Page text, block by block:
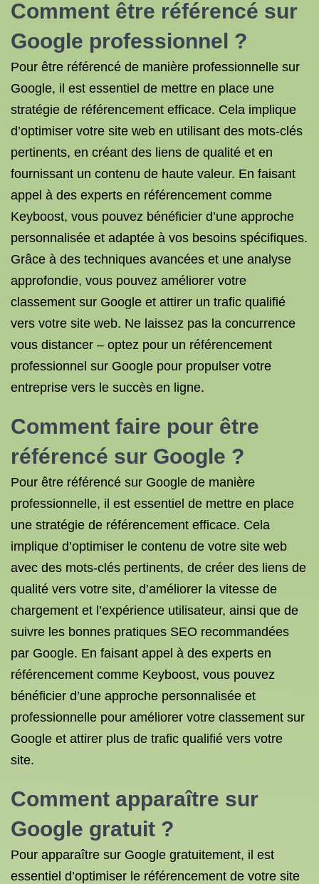
Comment être référencé sur
Google professionnel ?
Pour être référencé de manière professionnelle sur
Google, il est essentiel de mettre en place une
stratégie de référencement efficace. Cela implique
d’optimiser votre site web en utilisant des mots-clés
pertinents, en créant des liens de qualité et en
fournissant un contenu de haute valeur. En faisant
appel à des experts en référencement comme
Keyboost, vous pouvez bénéficier d’une approche
personnalisée et adaptée à vos besoins spécifiques.
Grâce à des techniques avancées et une analyse
approfondie, vous pouvez améliorer votre
classement sur Google et attirer un trafic qualifié
vers votre site web. Ne laissez pas la concurrence
vous distancer – optez pour un référencement
professionnel sur Google pour propulser votre
entreprise vers le succès en ligne.
Comment faire pour être
référencé sur Google ?
Pour être référencé sur Google de manière
professionnelle, il est essentiel de mettre en place
une stratégie de référencement efficace. Cela
implique d’optimiser le contenu de votre site web
avec des mots-clés pertinents, de créer des liens de
qualité vers votre site, d’améliorer la vitesse de
chargement et l’expérience utilisateur, ainsi que de
suivre les bonnes pratiques SEO recommandées
par Google. En faisant appel à des experts en
référencement comme Keyboost, vous pouvez
bénéficier d’une approche personnalisée et
professionnelle pour améliorer votre classement sur
Google et attirer plus de trafic qualifié vers votre
site.
Comment apparaître sur
Google gratuit ?
Pour apparaître sur Google gratuitement, il est
essentiel d’optimiser le référencement de votre site